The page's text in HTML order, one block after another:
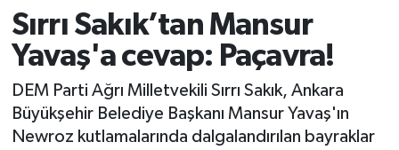
Sırrı Sakık’tan Mansur
Yavaş'a cevap: Paçavra!
DEM Parti Ağrı Milletvekili Sırrı Sakık, Ankara
Büyükşehir Belediye Başkanı Mansur Yavaş'ın
Newroz kutlamalarında dalgalandırılan bayraklar
Ekonomi
Gündem
Tüm Manşetler
Haber Arşivi